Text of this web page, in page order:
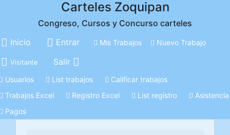
Carteles Zoquipan
Congreso, Cursos y Concurso carteles
Inicio
Entrar Mis Trabajos Nuevo Trabajo
Visitante Salir
Usuarios List trabajos
Calificar trabajos
Trabajos Excel
Registro Excel List registro
Asistencia
Pagos